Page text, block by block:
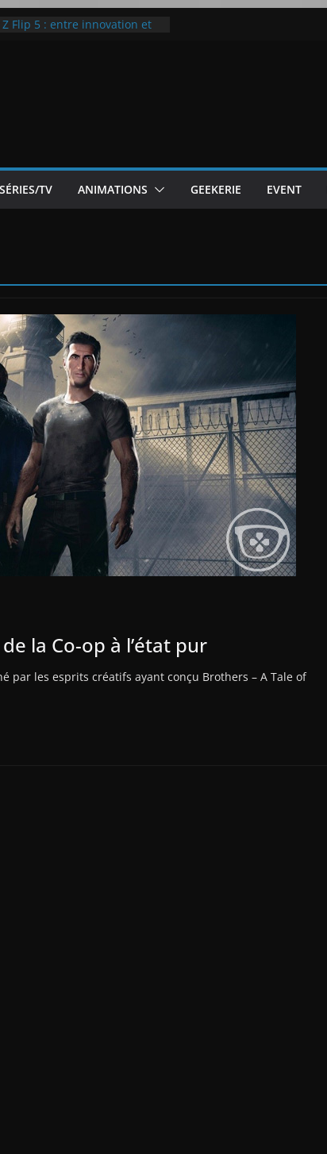
Flip 5 : entre innovation et
White
P1
SÉRIES/TV ANIMATIONS GEEKERIE EVENT
la Co-op à l’état pur
par les esprits créatifs ayant conçu Brothers – A Tale of